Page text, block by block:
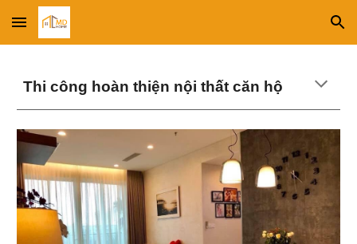
Skip to main content Skip to navigation
Thi công hoàn thiện nội thất căn hộ